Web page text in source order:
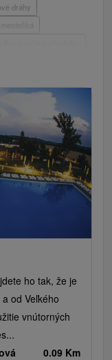
dráhy
Štíty
Jazda na koni
Sakrálne miesta
strediská
a kiná v prírode
ho tak, že je
od Veľkého
vnútorných
0.09 Km